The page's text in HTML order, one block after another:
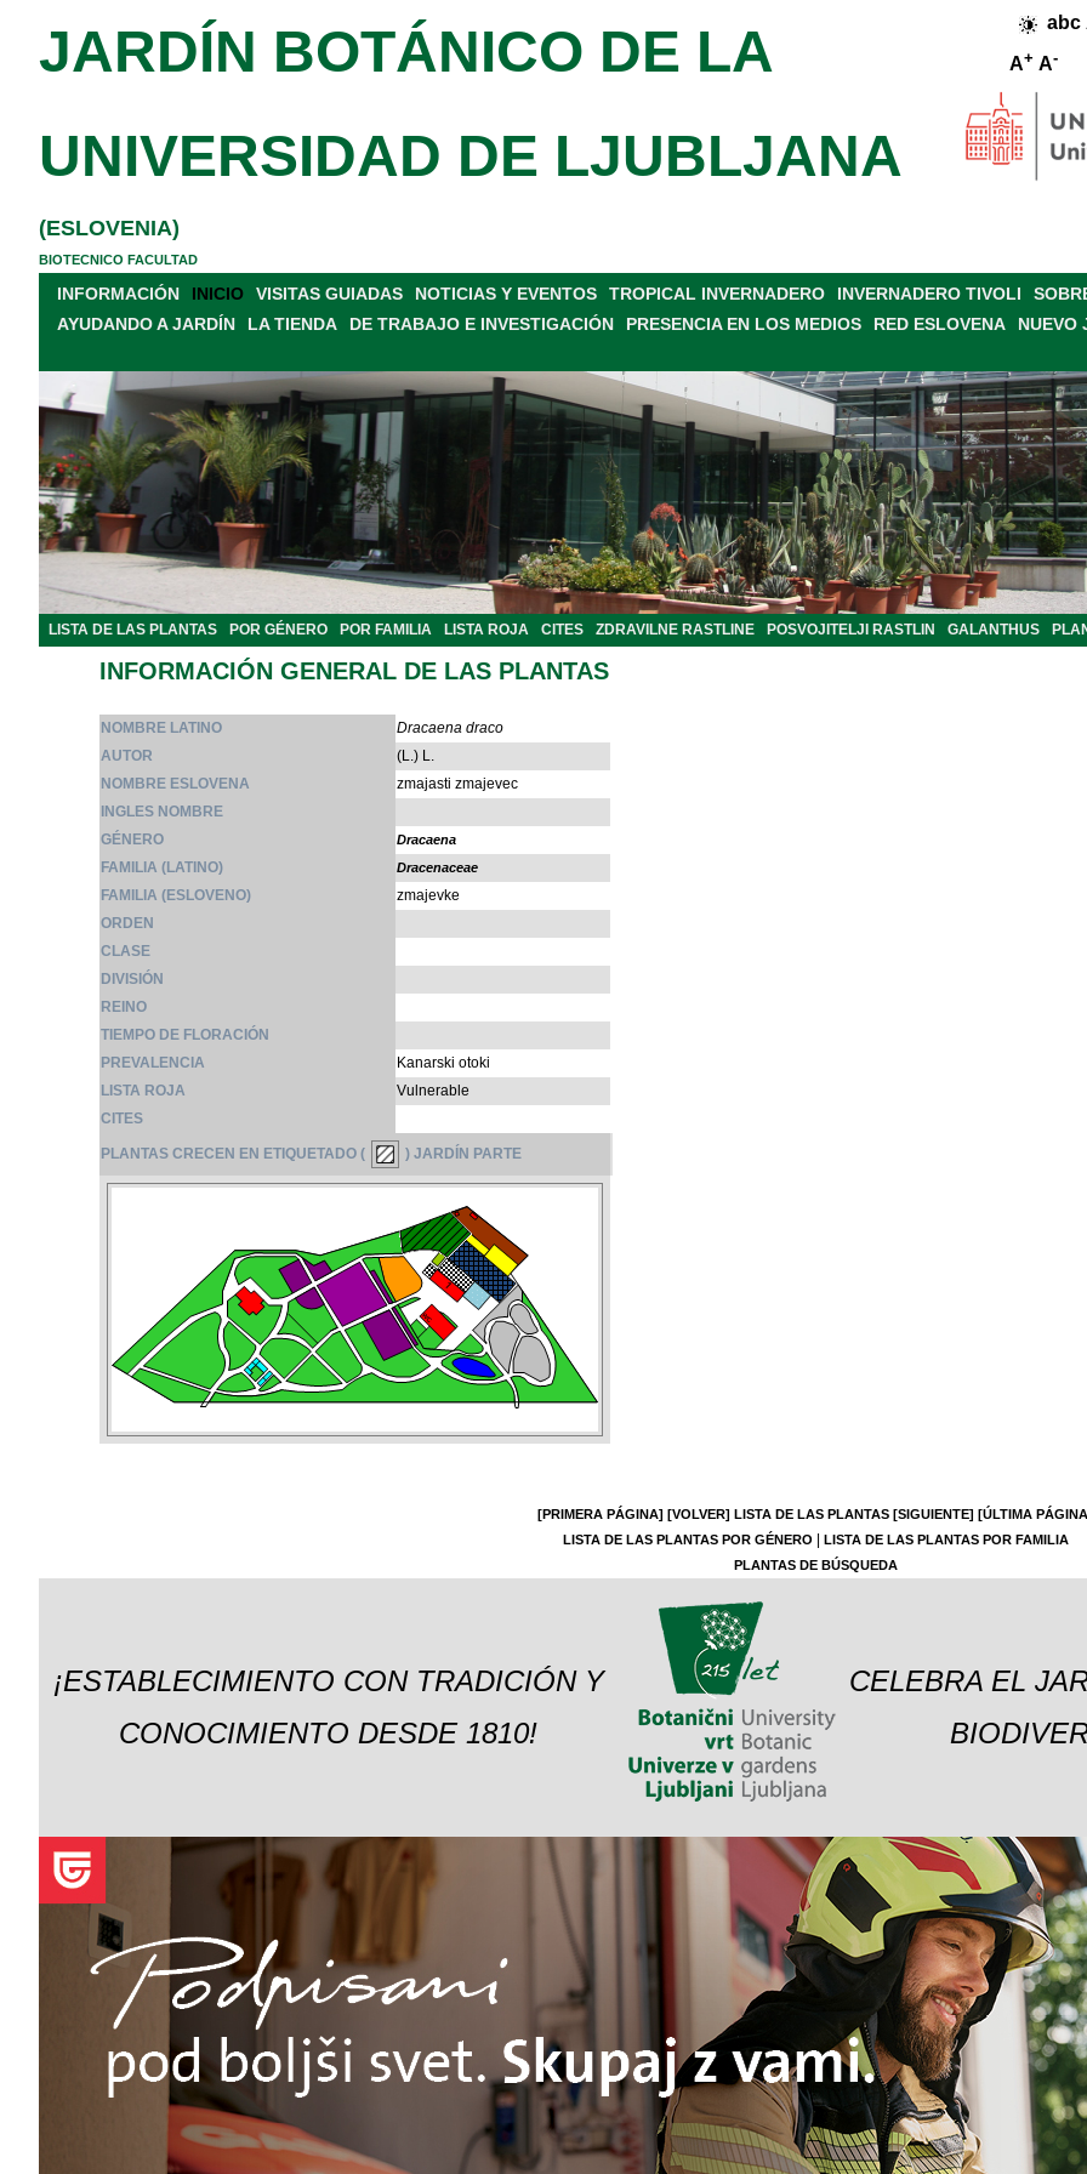
abc
A+ A-
JARDÍN BOTÁNICO DE LA
UNIVERSIDAD DE LJUBLJANA
(ESLOVENIA)
BIOTECNICO FACULTAD
INFORMACIÓN INICIO VISITAS GUIADAS NOTICIAS Y EVENTOS TROPICAL INVERNADERO INVERNADERO TIVOLI
AYUDANDO A JARDÍN
LA TIENDA DE TRABAJO E INVESTIGACIÓN PRESENCIA EN LOS MEDIOS RED ESLOVENA NUEVO
LISTA DE LAS PLANTAS POR GÉNERO POR FAMILIA LISTA ROJA CITES ZDRAVILNE RASTLINE POSVOJITELJI RASTLIN GALANTHUS
INFORMACIÓN GENERAL DE LAS PLANTAS
NOMBRE LATINO
Dracaena draco
AUTOR
(L.) L.
NOMBRE ESLOVENA
zmajasti zmajevec
INGLES NOMBRE
GÉNERO
Dracaena
FAMILIA (LATINO) Dracenaceae
FAMILIA (ESLOVENO)
zmajevke
ORDEN
CLASE
DIVISIÓN
REINO
TIEMPO DE FLORACIÓN
PREVALENCIA
Kanarski otoki
LISTA ROJA
Vulnerable
CITES
PLANTAS CRECEN EN ETIQUETADO ( ) JARDÍN PARTE
[PRIMERA PÁGINA] [VOLVER] LISTA DE LAS PLANTAS [SIGUIENTE] [ÚLTIMA
LISTA DE LAS PLANTAS POR GÉNERO
LISTA DE LAS PLANTAS POR FAMILIA
PLANTAS DE BÚSQUEDA
¡ESTABLECIMIENTO CON TRADICIÓN Y
CONOCIMIENTO DESDE 1810!
CELEBRA EL